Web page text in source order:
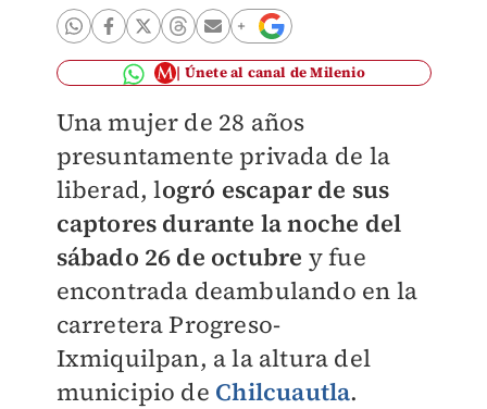
Únete al canal de Milenio
Una mujer de 28 años
presuntamente privada de la
liberad, logró escapar de sus
captores durante la noche del
sábado 26 de octubre y fue
encontrada deambulando en la
carretera Progreso-
Ixmiquilpan, a la altura del
municipio de Chilcuautla.